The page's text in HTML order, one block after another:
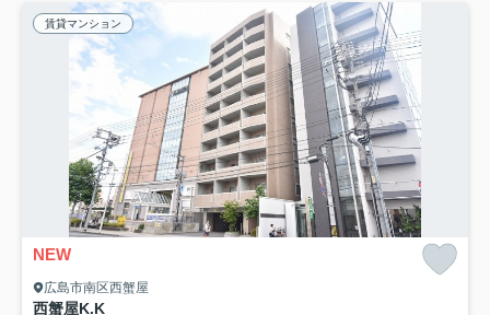
賃貸マンション
NEW
広島市南区西蟹屋
西蟹屋K.K